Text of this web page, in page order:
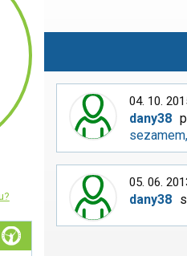
04. 10.
dany38
05. 06.
dany38